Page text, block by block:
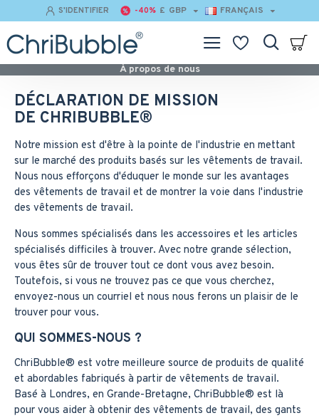
S'IDENTIFIER -40% £ GBP FRANÇAIS
À propos de nous
DÉCLARATION DE MISSION
DE CHRIBUBBLE®️
Notre mission est d'être à la pointe de l'industrie en mettant
sur le marché des produits basés sur les vêtements de travail.
Nous nous efforçons d'éduquer le monde sur les avantages
des vêtements de travail et de montrer la voie dans l'industrie
des vêtements de travail.
Nous sommes spécialisés dans les accessoires et les articles
spécialisés difficiles à trouver. Avec notre grande sélection,
vous êtes sûr de trouver tout ce dont vous avez besoin.
Toutefois, si vous ne trouvez pas ce que vous cherchez,
envoyez-nous un courriel et nous nous ferons un plaisir de le
trouver pour vous.
QUI SOMMES-NOUS ?
ChriBubble®️ est votre meilleure source de produits de qualité
et abordables fabriqués à partir de vêtements de travail.
Basé à Londres, en Grande-Bretagne, ChriBubble®️ est là
pour vous aider à obtenir des vêtements de travail, des gants